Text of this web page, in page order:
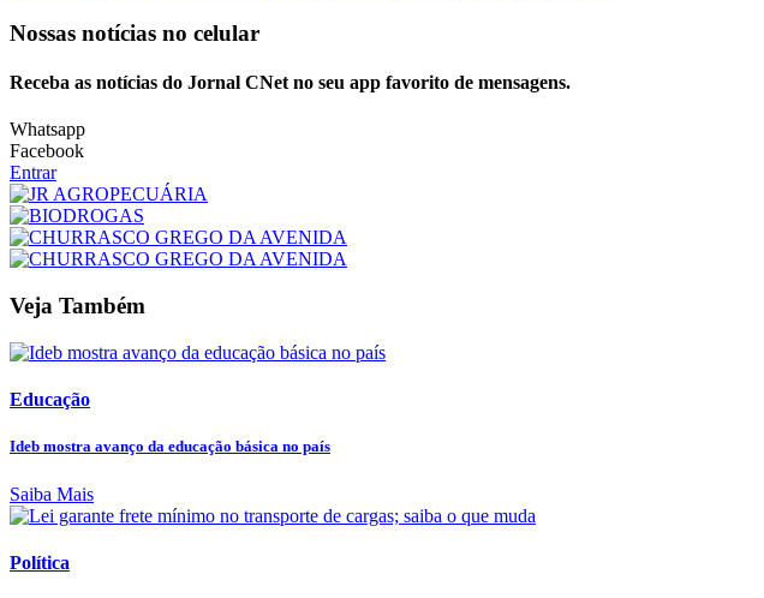
Nossas notícias no celular
Receba as notícias do Jornal CNet no seu app favorito de mensagens.
Whatsapp
Facebook
Entrar
Veja Também
Educação
Ideb mostra avanço da educação básica no país
Saiba Mais
Política